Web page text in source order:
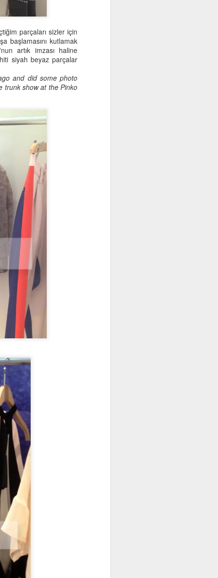
parçaları sizler için
başlamasını kutlamak
artık imzası haline
siyah beyaz parçalar
and did some photo
trunk show at the Pinko
SEP
4
4 Fashion Trends You
Should Know about
Summer is officially over but the
temperatures didn't entirely drop
yet. A transition from Summer to
Autumn shouldn't be only about
throwing on a leather jacket. Here
are the 4 trends that will help you
shape your Autumn style and be
stylish.